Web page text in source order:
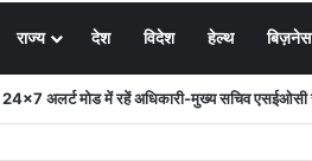
राज्य देश विदेश हेल्थ बिज़नेस
मुख्यमंत्री से महानिदेशक एनसीसी ने की शिष्टाचार भेंट